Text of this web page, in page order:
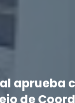
aprueba
de